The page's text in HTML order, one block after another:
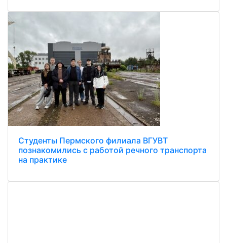
Студенты Пермского филиала ВГУВТ
познакомились с работой речного транспорта
на практике